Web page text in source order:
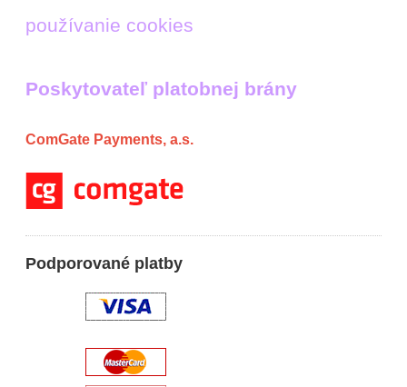
používanie cookies
Poskytovateľ platobnej brány
ComGate Payments, a.s.
Podporované platby